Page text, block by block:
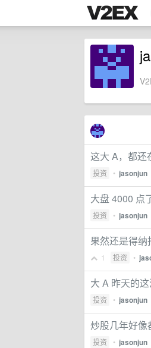
这大 A，都还
投资 • jasonjun
大盘 4000 点
投资 • jasonjun
果然还是得
1 投资 •
大 A 昨天的
投资 • jasonjun
炒股几年好像
投资 • jasonjun